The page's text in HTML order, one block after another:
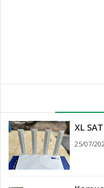
XL
25/07/